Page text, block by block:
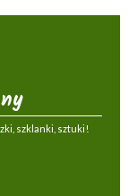
szklanki, sztuki!